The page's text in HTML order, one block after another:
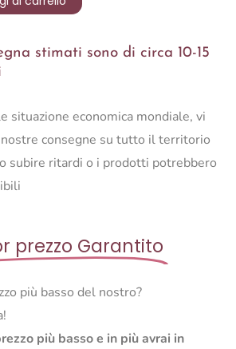
stimati sono di circa 10-15
situazione economica mondiale, vi
consegne su tutto il territorio
subire ritardi o i prodotti potrebbero
prezzo Garantito
più basso del nostro?
più basso e in più avrai in